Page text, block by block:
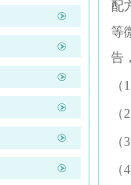
配
等
告